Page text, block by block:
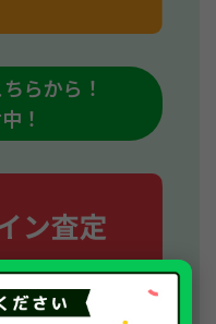
らから！
！